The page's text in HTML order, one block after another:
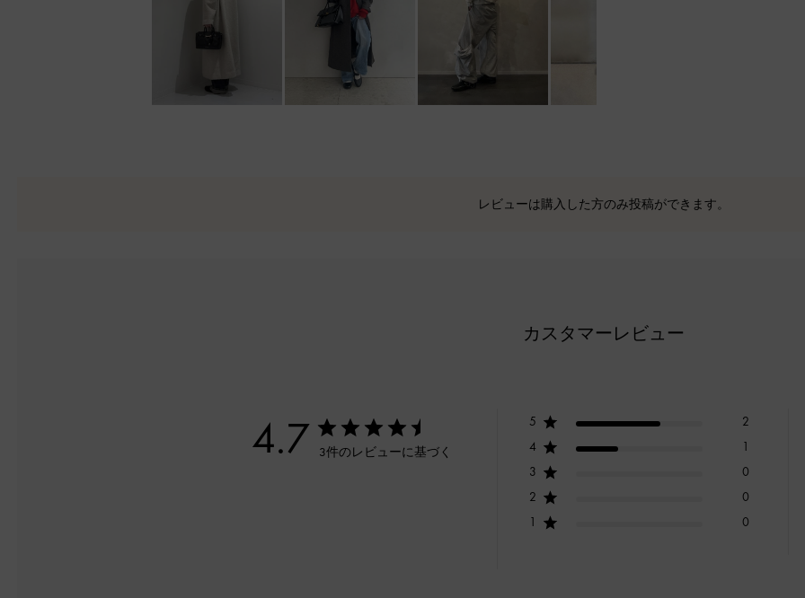
レビューは購入した方のみ投稿ができます。
カスタマーレビュー
4.7 3件のレビューに基づく
5
2
4
1
3
0
2
0
1
0